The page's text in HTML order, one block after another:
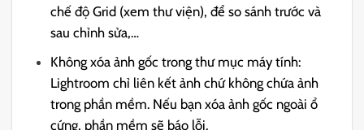
chế độ Grid (xem thư viện), để so sánh trước và
sau chỉnh sửa,…
Không xóa ảnh gốc trong thư mục máy tính:
Lightroom chỉ liên kết ảnh chứ không chứa ảnh
trong phần mềm. Nếu bạn xóa ảnh gốc ngoài ổ
cứng, phần mềm sẽ báo lỗi.